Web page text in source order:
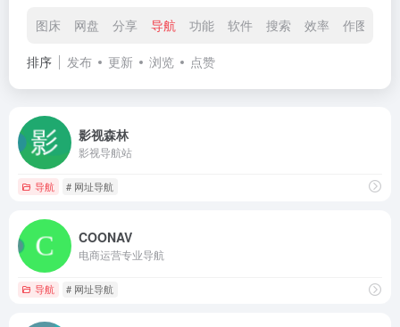
图床 网盘 分享 导航 功能 软件 搜索 效率 作图
排序 发布 更新 浏览 点赞
影视森林
影视导航站
导航 # 网址导航
COONAV
电商运营专业导航
导航 # 网址导航